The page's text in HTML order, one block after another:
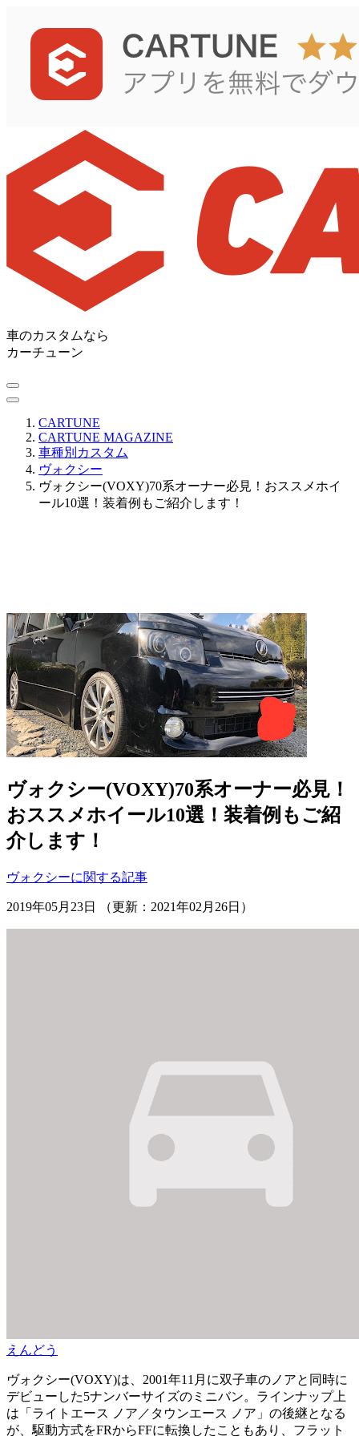
車のカスタムなら
カーチューン
CARTUNE
CARTUNE MAGAZINE
車種別カスタム
ヴォクシー
ヴォクシー(VOXY)70系オーナー必見！おススメホイ
ール10選！装着例もご紹介します！
ヴォクシー(VOXY)70系オーナー必見！
おススメホイール10選！装着例もご紹
介します！
ヴォクシーに関する記事
2019年05月23日 （更新：2021年02月26日）
えんどう
ヴォクシー(VOXY)は、2001年11月に双子車のノアと同時に
デビューした5ナンバーサイズのミニバン。ラインナップ上
は「ライトエース ノア／タウンエース ノア」の後継となる
が、駆動方式をFRからFFに転換したこともあり、フラット